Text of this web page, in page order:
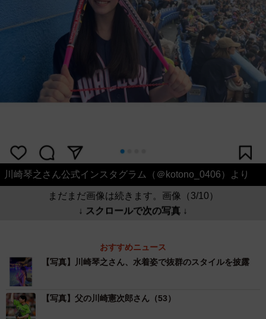
川崎琴之さん公式インスタグラム（＠kotono_0406）より
まだまだ画像は続きます。画像（3/10）
↓ スクロールで次の写真 ↓
おすすめニュース
【写真】川崎琴之さん、水着姿で抜群のスタイルを披露
【写真】父の川崎憲次郎さん（53）